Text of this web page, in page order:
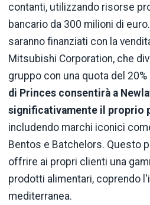
contanti, utilizzando risorse
bancario da 300 milioni di
saranno finanziati con la
Mitsubishi Corporation, che
gruppo con una quota del 20%
di Princes consentirà a
significativamente il proprio
includendo marchi iconici
Bentos e Batchelors. Questo
offrire ai propri clienti una
prodotti alimentari, coprendo
mediterranea.